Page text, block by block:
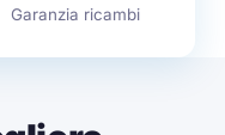
Garanzia ricambi